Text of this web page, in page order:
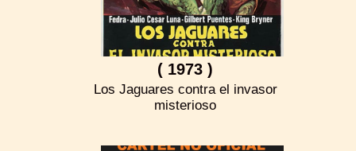
( 1973 )
Los Jaguares contra el invasor
misterioso